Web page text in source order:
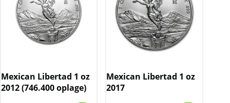
Mexican Libertad 1 oz
2012 (746.400 oplage)
Mexican Libertad 1 oz
2017